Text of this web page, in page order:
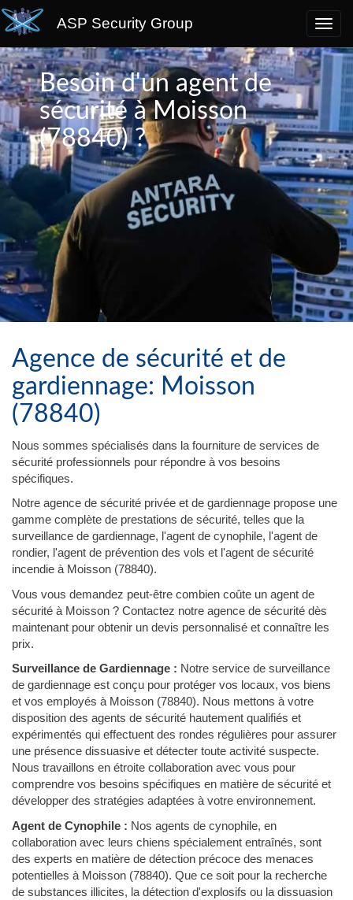
ASP Security Group
Besoin d'un agent de
sécurité à Moisson
(78840) ?
Agence de sécurité et de
gardiennage: Moisson
(78840)
Nous sommes spécialisés dans la fourniture de services de
sécurité professionnels pour répondre à vos besoins
spécifiques.
Notre agence de sécurité privée et de gardiennage propose une
gamme complète de prestations de sécurité, telles que la
surveillance de gardiennage, l'agent de cynophile, l'agent de
rondier, l'agent de prévention des vols et l'agent de sécurité
incendie à Moisson (78840).
Vous vous demandez peut-être combien coûte un agent de
sécurité à Moisson ? Contactez notre agence de sécurité dès
maintenant pour obtenir un devis personnalisé et connaître les
prix.
Surveillance de Gardiennage : Notre service de surveillance
de gardiennage est conçu pour protéger vos locaux, vos biens
et vos employés à Moisson (78840). Nous mettons à votre
disposition des agents de sécurité hautement qualifiés et
expérimentés qui effectuent des rondes régulières pour assurer
une présence dissuasive et détecter toute activité suspecte.
Nous travaillons en étroite collaboration avec vous pour
comprendre vos besoins spécifiques en matière de sécurité et
développer des stratégies adaptées à votre environnement.
Agent de Cynophile : Nos agents de cynophile, en
collaboration avec leurs chiens spécialement entraînés, sont
des experts en matière de détection précoce des menaces
potentielles à Moisson (78840). Que ce soit pour la recherche
de substances illicites, la détection d'explosifs ou la dissuasion